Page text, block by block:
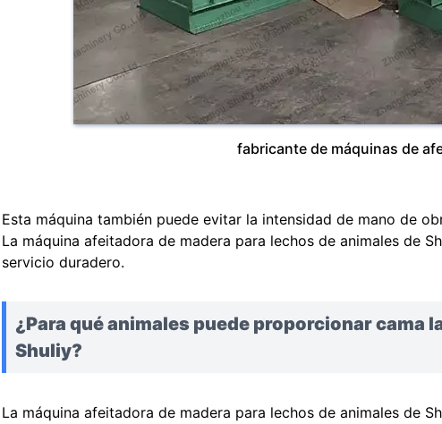
fabricante de máquinas de
Esta máquina también puede evitar la intensidad de mano de
La máquina afeitadora de madera para lechos de animales de
servicio duradero.
¿Para qué animales puede proporcionar cama
Shuliy?
La máquina afeitadora de madera para lechos de animales de